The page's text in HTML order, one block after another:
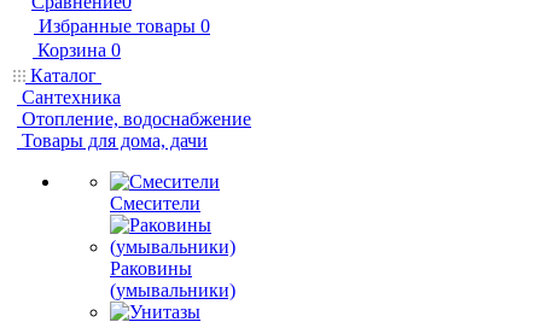
Избранные товары 0
Корзина 0
Каталог
Сантехника
Отопление, водоснабжение
Товары для дома, дачи
Смесители
Раковины
(умывальники)